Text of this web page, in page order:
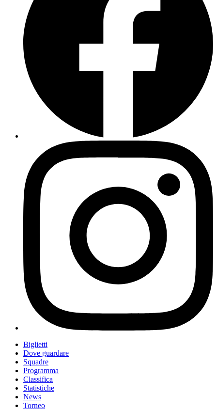
Biglietti
Dove guardare
Squadre
Programma
Classifica
Statistiche
News
Torneo